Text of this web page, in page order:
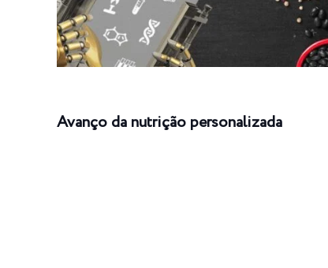
Avanço da nutrição personalizada